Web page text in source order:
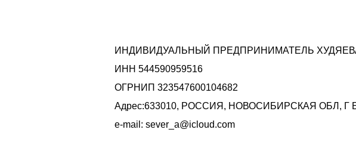
ИНДИВИДУАЛЬНЫЙ ПРЕДПРИНИМАТЕЛЬ
ИНН 544590959516
ОГРНИП 323547600104682
Адрес:633010, РОССИЯ, НОВОСИБИРСКАЯ ОБЛ, Г
e-mail: sever_a@icloud.com